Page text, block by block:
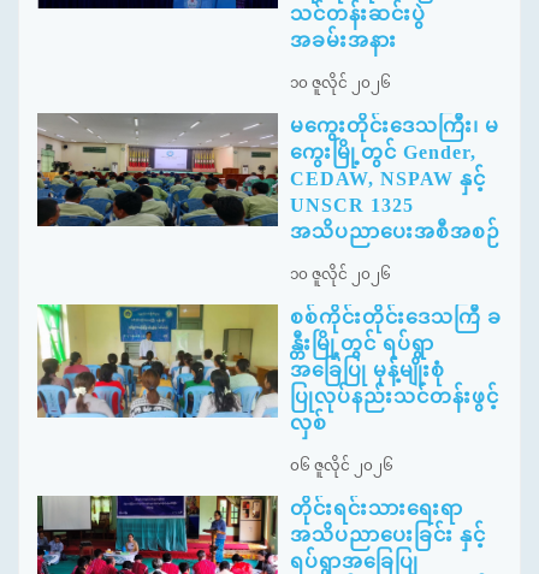
သင်တန်းဆင်းပွဲ
အခမ်းအနား
၁၀ ဇူလိုင် ၂၀၂၆
မကွေးတိုင်းဒေသကြီး၊ မ
ကွေးမြို့တွင် Gender,
CEDAW, NSPAW နှင့်
UNSCR 1325
အသိပညာပေးအစီအစဉ်
၁၀ ဇူလိုင် ၂၀၂၆
စစ်ကိုင်းတိုင်းဒေသကြီ ခ
န္တီးမြို့တွင် ရပ်ရွာ
အခြေပြု မုန့်မျိုးစုံ
ပြုလုပ်နည်းသင်တန်းဖွင့်
လှစ်
၀၆ ဇူလိုင် ၂၀၂၆
တိုင်းရင်းသားရေးရာ
အသိပညာပေးခြင်း နှင့်
ရပ်ရွာအခြေပြု